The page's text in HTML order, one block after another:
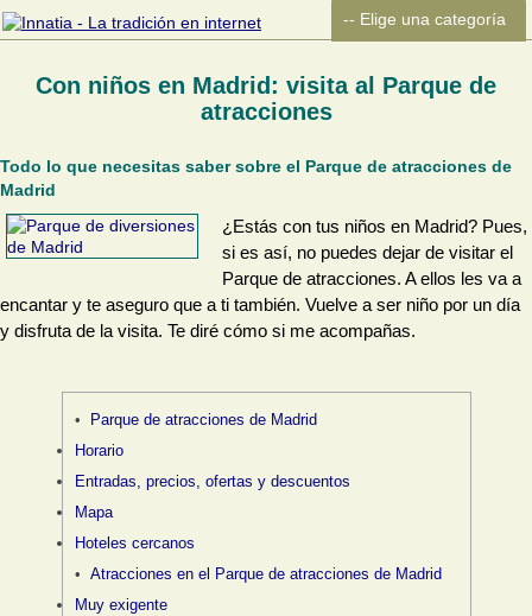
Con niños en Madrid: visita al Parque de
atracciones
Todo lo que necesitas saber sobre el Parque de atracciones de
Madrid
¿Estás con tus niños en Madrid? Pues,
si es así, no puedes dejar de visitar el
Parque de atracciones. A ellos les va a
encantar y te aseguro que a ti también. Vuelve a ser niño por un día
y disfruta de la visita. Te diré cómo si me acompañas.
Parque de atracciones de Madrid
Horario
Entradas, precios, ofertas y descuentos
Mapa
Hoteles cercanos
Atracciones en el Parque de atracciones de Madrid
Muy exigente